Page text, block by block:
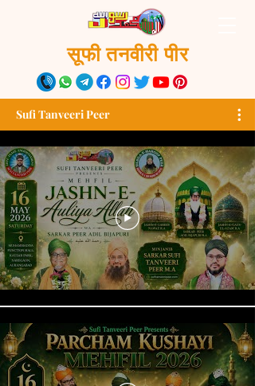
सूफी तनवीरी पीर
Sufi Tanveeri Peer